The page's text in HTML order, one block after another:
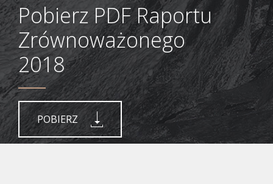
Pobierz PDF Raportu
Zrównoważonego
2018
POBIERZ